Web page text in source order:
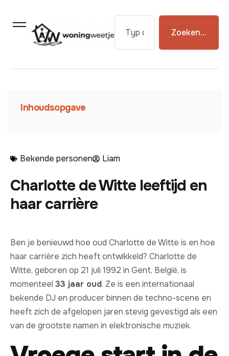
Zoeken...
Inhoudsopgave
Bekende personen Liam
Charlotte de Witte leeftijd en
haar carrière
Ben je benieuwd hoe oud Charlotte de Witte is en hoe
haar carrière zich heeft ontwikkeld? Charlotte de
Witte, geboren op 21 juli 1992 in Gent, België, is
momenteel 33 jaar oud. Ze is een internationaal
bekende DJ en producer binnen de techno-scene en
heeft zich de afgelopen jaren stevig gevestigd als een
van de grootste namen in elektronische muziek.